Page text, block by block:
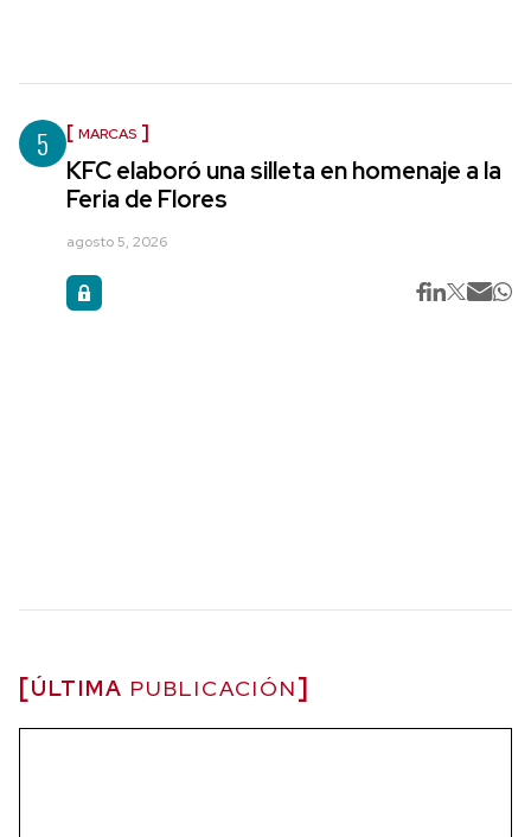
5 MARCAS
KFC elaboró una silleta en homenaje a la
Feria de Flores
agosto 5, 2026
ÚLTIMA PUBLICACIÓN